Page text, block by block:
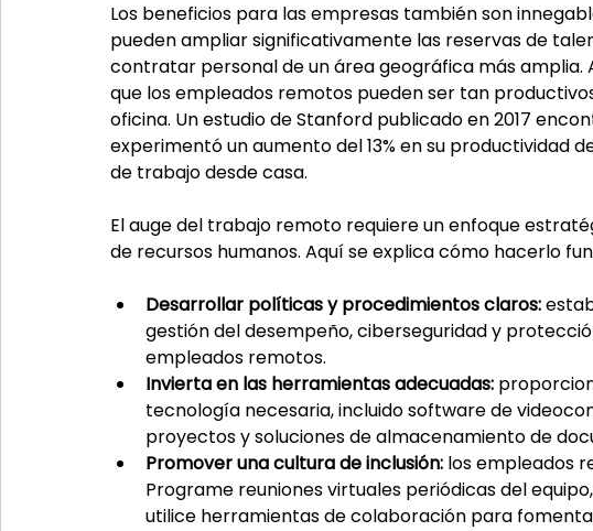
Los beneficios para las empresas también son
pueden ampliar significativamente las reservas de
contratar personal de un área geográfica más amplia.
que los empleados remotos pueden ser tan
oficina. Un estudio de Stanford publicado en 2017
experimentó un aumento del 13% en su productividad
de trabajo desde casa.
El auge del trabajo remoto requiere un enfoque
de recursos humanos. Aquí se explica cómo hacerlo
Desarrollar políticas y procedimientos claros:
gestión del desempeño, ciberseguridad y
empleados remotos.
Invierta en las herramientas adecuadas:
tecnología necesaria, incluido software de
proyectos y soluciones de almacenamiento de
Promover una cultura de inclusión: los empleados
Programe reuniones virtuales periódicas del
utilice herramientas de colaboración para